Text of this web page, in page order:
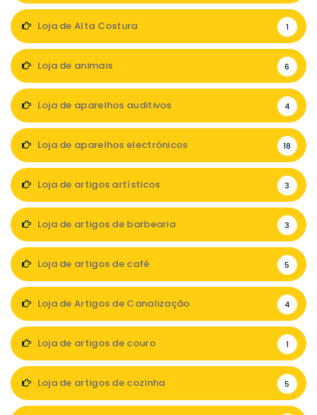
Loja de Alta Costura 1
Loja de animais 6
Loja de aparelhos auditivos 4
Loja de aparelhos electrónicos 18
Loja de artigos artísticos 3
Loja de artigos de barbearia 3
Loja de artigos de café 5
Loja de Artigos de Canalização 4
Loja de artigos de couro 1
Loja de artigos de cozinha 5